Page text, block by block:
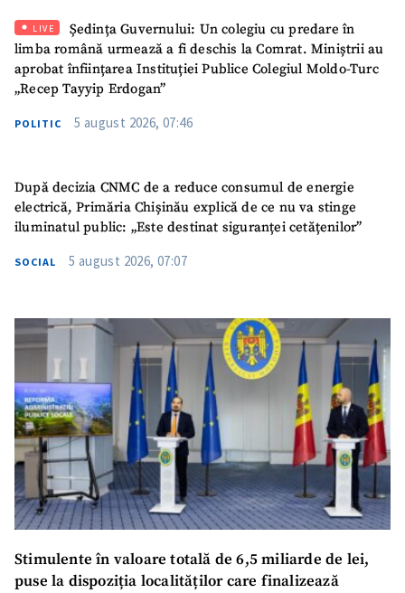
LIVE
Ședința Guvernului: Un colegiu cu predare în
limba română urmează a fi deschis la Comrat. Miniștrii au
aprobat înființarea Instituției Publice Colegiul Moldo-Turc
„Recep Tayyip Erdogan”
POLITIC 5 august 2026, 07:46
După decizia CNMC de a reduce consumul de energie
electrică, Primăria Chișinău explică de ce nu va stinge
iluminatul public: „Este destinat siguranței cetățenilor”
SOCIAL 5 august 2026, 07:07
Stimulente în valoare totală de 6,5 miliarde de lei,
puse la dispoziția localităților care finalizează